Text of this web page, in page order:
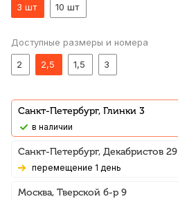
3 шт
10 шт
Доступные размеры и номера
2
2,5 1,5 3
Санкт-Петербург, Глинки 3
В наличии
Санкт-Петербург, Декабристов 29
Перемещение 1 день
Москва, Тверской б-р 9